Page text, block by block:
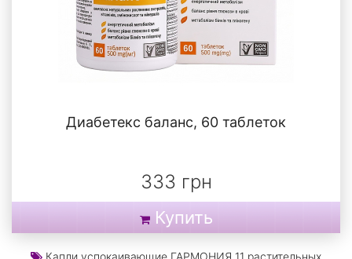
Диабетекс баланс, 60 таблеток
333 грн
Купить